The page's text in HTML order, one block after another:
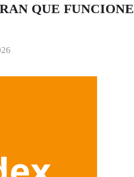
QUE FUNCIONE